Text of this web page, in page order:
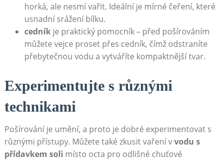
horká, ale nesmí vařit. Ideální je mírné čeření, které
usnadní srážení bílku.
cedníkje praktický pomocník – před pošírováním
můžete vejce proset přes cedník, čímž odstraníte
přebytečnou vodu a vytváříte kompaktnější tvar.
Experimentujte s různými
technikami
Pošírování je umění, a proto je dobré experimentovat s
různými přístupy. Můžete také zkusit vaření vvodu s
přídavkem soli místo octa pro odlišné chuťové